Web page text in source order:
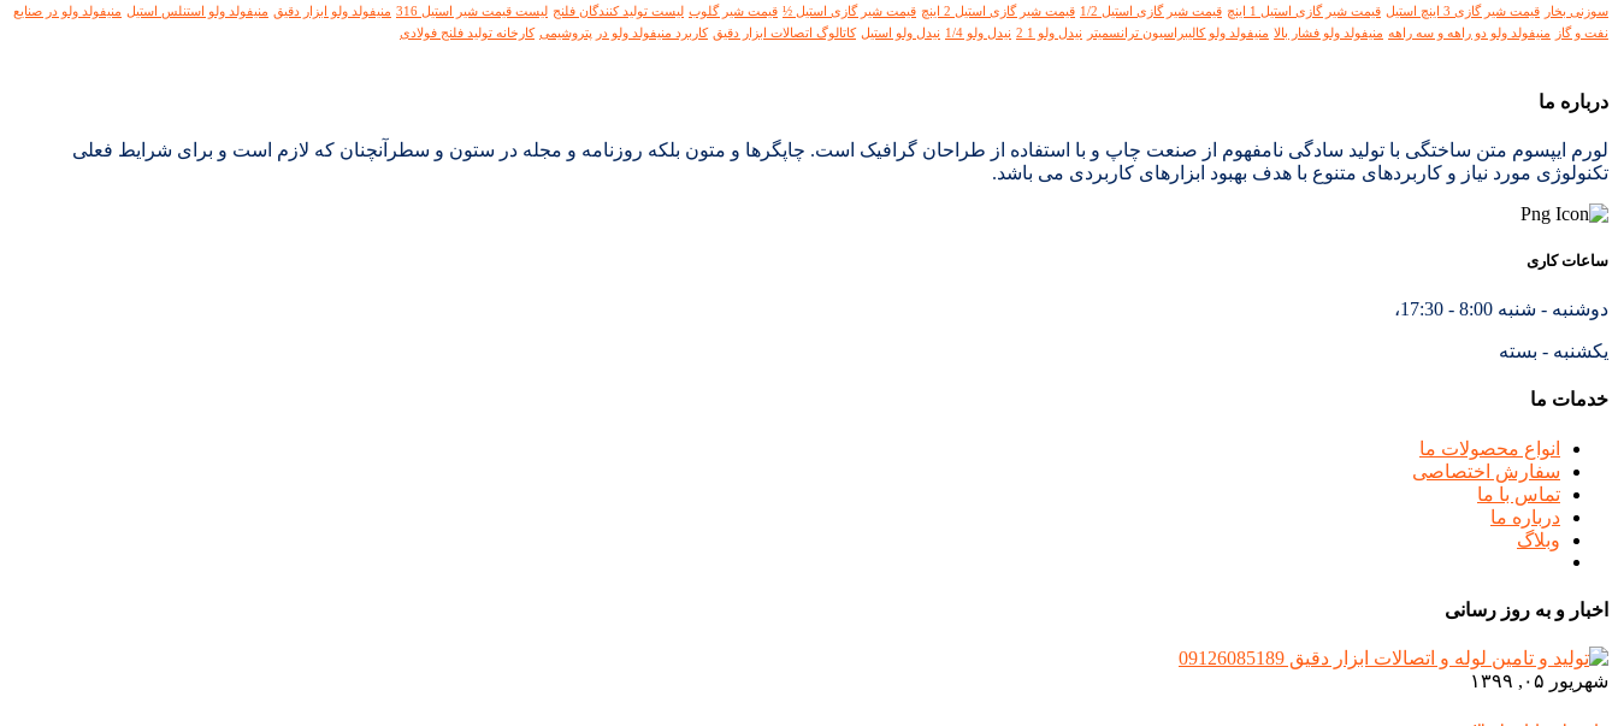
سوزنی بخار
قیمت شیر گازی 3 اینچ استیل قیمت شیر گازی استیل 1 اینچ قیمت شیر گازی استیل 1/2 قیمت شیر گازی استیل 2 اینچ قیمت شیر گازی استیل ½ قیمت شیر گلوب لیست تولید کنندگان فلنج لیست قیمت شیر استیل 316 منیفولد ولو ابزار دقیق منیفولد ولو استنلس استیل منیفولد ولو در صنایع
نفت و گاز
منیفولد ولو دو راهه و سه راهه منیفولد ولو فشار بالا منیفولد ولو کالیبراسیون ترانسمیتر نیدل ولو 1 2 نیدل ولو 1/4 نیدل ولو استیل کاتالوگ اتصالات ابزار دقیق کاربرد منیفولد ولو در پتروشیمی کارخانه تولید فلنج فولادی
درباره ما
لورم ایپسوم متن ساختگی با تولید سادگی نامفهوم از صنعت چاپ و با استفاده از طراحان گرافیک است. چاپگرها و متون بلکه روزنامه و مجله در ستون و سطرآنچنان که لازم است و برای شرایط فعلی
تکنولوژی مورد نیاز و کاربردهای متنوع با هدف بهبود ابزارهای کاربردی می باشد.
ساعات کاری
دوشنبه - شنبه 8:00 - 17:30،
یکشنبه - بسته
خدمات ما
انواع محصولات ما
سفارش اختصاصی
تماس با ما
درباره ما
وبلاگ
اخبار و به روز رسانی
شهریور ۰۵, ۱۳۹۹